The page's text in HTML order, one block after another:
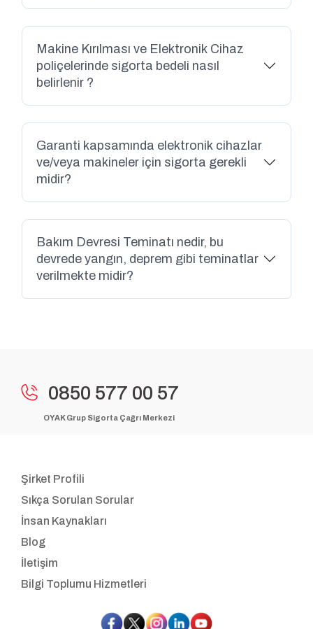
Makine Kırılması ve Elektronik Cihaz
poliçelerinde sigorta bedeli nasıl
belirlenir ?
Garanti kapsamında elektronik cihazlar
ve/veya makineler için sigorta gerekli
midir?
Bakım Devresi Teminatı nedir, bu
devrede yangın, deprem gibi teminatlar
verilmekte midir?
0850 577 00 57
OYAK Grup Sigorta Çağrı Merkezi
Şirket Profili
Sıkça Sorulan Sorular
İnsan Kaynakları
Blog
İletişim
Bilgi Toplumu Hizmetleri